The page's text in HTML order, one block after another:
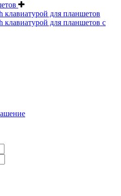
клавиатурой для планшетов
клавиатурой для планшетов с